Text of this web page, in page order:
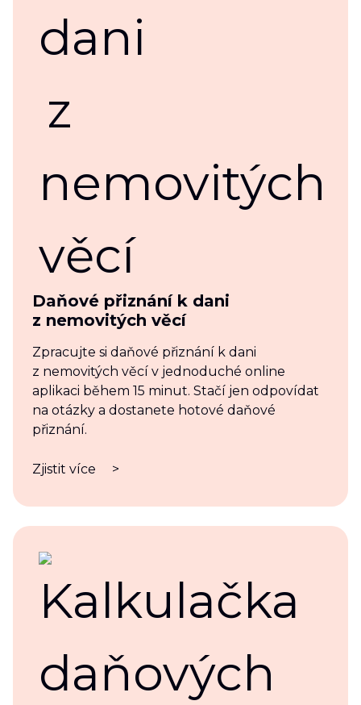
Daňové přiznání k dani
z nemovitých věcí
Zpracujte si daňové přiznání k dani
z nemovitých věcí v jednoduché online
aplikaci během 15 minut. Stačí jen odpovídat
na otázky a dostanete hotové daňové
přiznání.
Zjistit více >